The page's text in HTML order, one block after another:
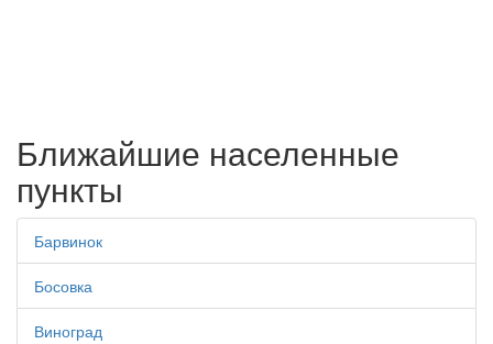
Ближайшие населенные
пункты
Барвинок
Босовка
Виноград